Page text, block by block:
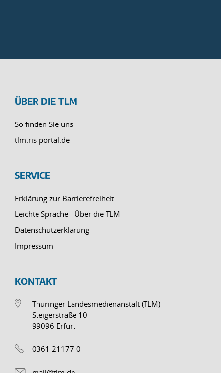
ÜBER DIE TLM
So finden Sie uns
tlm.ris-portal.de
SERVICE
Erklärung zur Barrierefreiheit
Leichte Sprache - Über die TLM
Datenschutzerklärung
Impressum
KONTAKT
Thüringer Landesmedienanstalt (TLM)
Steigerstraße 10
99096 Erfurt
0361 21177-0